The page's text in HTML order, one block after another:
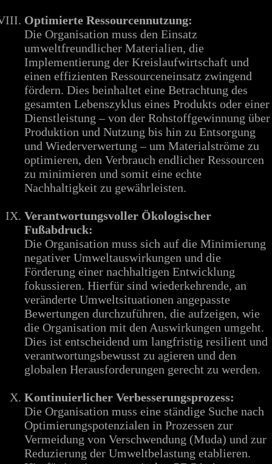
Optimierte Ressourcennutzung:
Die Organisation muss den Einsatz
umweltfreundlicher Materialien, die
Implementierung der Kreislaufwirtschaft und
einen effizienten Ressourceneinsatz zwingend
fördern. Dies beinhaltet eine Betrachtung des
gesamten Lebenszyklus eines Produkts oder einer
Dienstleistung – von der Rohstoffgewinnung über
Produktion und Nutzung bis hin zu Entsorgung
und Wiederverwertung – um Materialströme zu
optimieren, den Verbrauch endlicher Ressourcen
zu minimieren und somit eine echte
Nachhaltigkeit zu gewährleisten.
Verantwortungsvoller Ökologischer
Fußabdruck:
Die Organisation muss sich auf die Minimierung
negativer Umweltauswirkungen und die
Förderung einer nachhaltigen Entwicklung
fokussieren. Hierfür sind wiederkehrende, an
veränderte Umweltsituationen angepasste
Bewertungen durchzuführen, die aufzeigen, wie
die Organisation mit den Auswirkungen umgeht.
Dies ist entscheidend um langfristig resilient und
verantwortungsbewusst zu agieren und den
globalen Herausforderungen gerecht zu werden.
Kontinuierlicher Verbesserungsprozess:
Die Organisation muss eine ständige Suche nach
Optimierungspotenzialen in Prozessen zur
Vermeidung von Verschwendung (Muda) und zur
Reduzierung der Umweltbelastung etablieren.